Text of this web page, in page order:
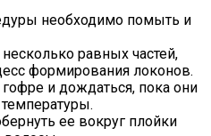
необходимо помыть и
равных частей,
формирования локонов.
и дождаться, пока они
ее вокруг плойки